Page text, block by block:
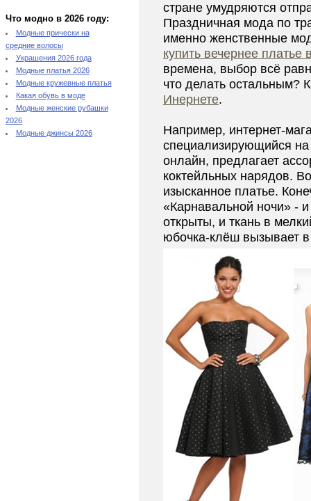
Что модно в 2026 году:
Модные прически на
средние волосы
Украшения 2026 года
Модные платья 2026
Модные кружевные платья
Какая обувь в моде
Модные женские рубашки
2026
Модные джинсы 2026
стране умудряются
Праздничная мода по
именно женственные
купить вечернее платье
времена, выбор всё
что делать остальным?
Инернете.
Например, интернет-
специализирующийся
онлайн, предлагает
коктейльных нарядов.
изысканное платье.
«Карнавальной ночи» -
открыты, и ткань в
юбочка-клёш вызывает в